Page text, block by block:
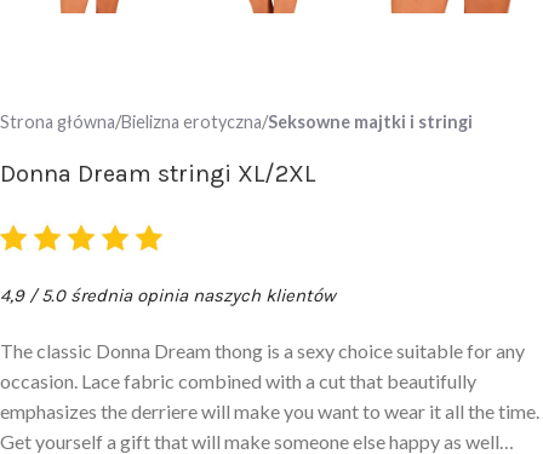
Strona główna Bielizna erotyczna Seksowne majtki i stringi
Donna Dream stringi XL/2XL
4,9 / 5.0 średnia opinia naszych klientów
The classic Donna Dream thong is a sexy choice suitable for any
occasion. Lace fabric combined with a cut that beautifully
emphasizes the derriere will make you want to wear it all the time.
Get yourself a gift that will make someone else happy as well…